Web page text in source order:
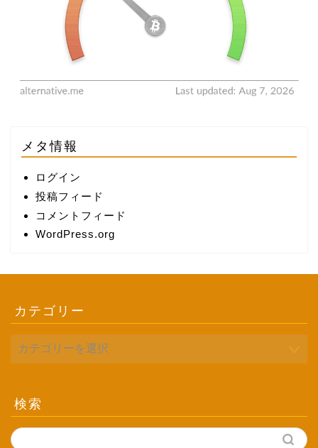
メタ情報
ログイン
投稿フィード
コメントフィード
WordPress.org
カテゴリー
検索